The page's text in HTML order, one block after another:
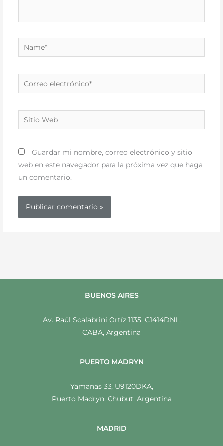
Name*
Correo
electrónico*
Sitio
Web
Guardar mi nombre, correo electrónico y sitio
web en este navegador para la próxima vez que haga
un comentario.
BUENOS AIRES
Av. Raúl Scalabrini Ortíz 1135, C1414DNL,
CABA, Argentina
PUERTO MADRYN
Yamanas 33, U9120DKA,
Puerto Madryn, Chubut, Argentina
MADRID